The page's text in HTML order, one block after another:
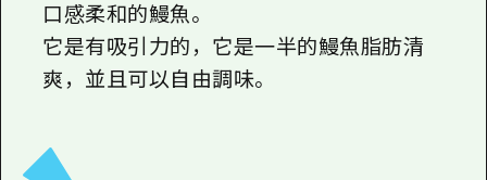
口感柔和的鰻魚。
它是有吸引力的，它是一半的鰻魚脂肪清
爽，並且可以自由調味。